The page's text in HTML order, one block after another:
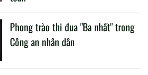
Phong trào thi đua "Ba nhất" trong
Công an nhân dân